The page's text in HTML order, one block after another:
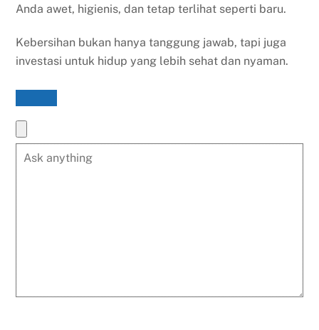
Anda awet, higienis, dan tetap terlihat seperti baru.
Kebersihan bukan hanya tanggung jawab, tapi juga
investasi untuk hidup yang lebih sehat dan nyaman.